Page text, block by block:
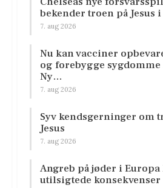
bekender troen på Jesus
7. aug 2026
Nu kan vacciner
og forebygge sygdomme
Ny…
7. aug 2026
Syv kendsgerninger om
Jesus
7. aug 2026
Angreb på jøder i Europa
utilsigtede konsekvenser